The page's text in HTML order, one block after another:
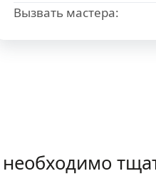
Вызвать мастера: